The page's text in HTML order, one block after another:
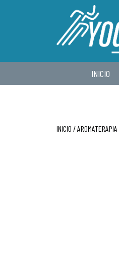
INICIO
INICIO /AROMATERAPIA